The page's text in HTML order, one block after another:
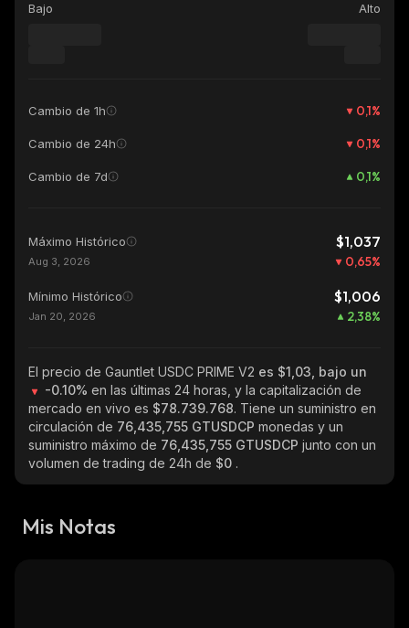
Bajo Alto
Cambio de 1h 0,1%
Cambio de 24h 0,1%
Cambio de 7d 0,1%
Máximo Histórico $1,037
Aug 3, 2026 0,65%
Mínimo Histórico $1,006
Jan 20, 2026 2,38%
El precio de Gauntlet USDC PRIME V2 es $1,03, bajo un
-0.10% en las últimas 24 horas, y la capitalización de
mercado en vivo es $78.739.768. Tiene un suministro en
circulación de 76,435,755 GTUSDCP monedas y un
suministro máximo de 76,435,755 GTUSDCP junto con un
volumen de trading de 24h de $0 .
Mis Notas